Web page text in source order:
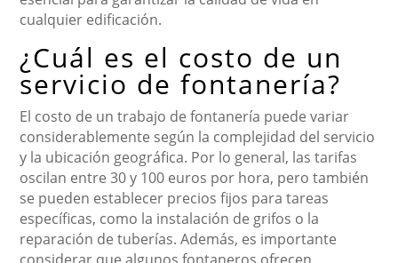
cualquier edificación.
¿Cuál es el costo de un
servicio de fontanería?
El costo de un trabajo de fontanería puede variar
considerablemente según la complejidad del servicio
y la ubicación geográfica. Por lo general, las tarifas
oscilan entre 30 y 100 euros por hora, pero también
se pueden establecer precios fijos para tareas
específicas, como la instalación de grifos o la
reparación de tuberías. Además, es importante